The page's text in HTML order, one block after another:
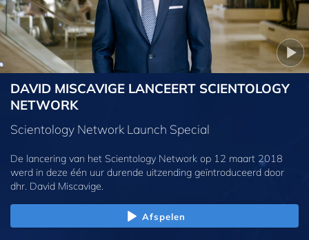
DAVID MISCAVIGE LANCEERT SCIENTOLOGY
NETWORK
Scientology Network Launch Special
De lancering van het Scientology Network op 12 maart 2018
werd in deze één uur durende uitzending geïntroduceerd door
dhr. David Miscavige.
Afspelen